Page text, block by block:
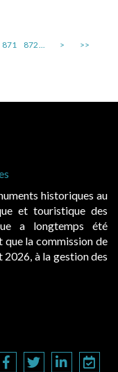
871 872... > >>
historiques au
et touristique des
a longtemps été
que la commission de
2026, à la gestion des